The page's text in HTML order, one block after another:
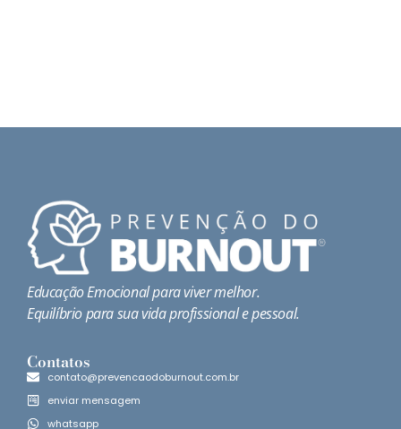
Educação Emocional para viver melhor.
Equilíbrio para sua vida profissional e pessoal.
Contatos
contato@prevencaodoburnout.com.br
enviar mensagem
whatsapp